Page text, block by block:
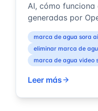
AI, cómo funciona
generadas por
técnicas para
marca de agua sora ai
eliminar marca de
marca de agua video
Leer más